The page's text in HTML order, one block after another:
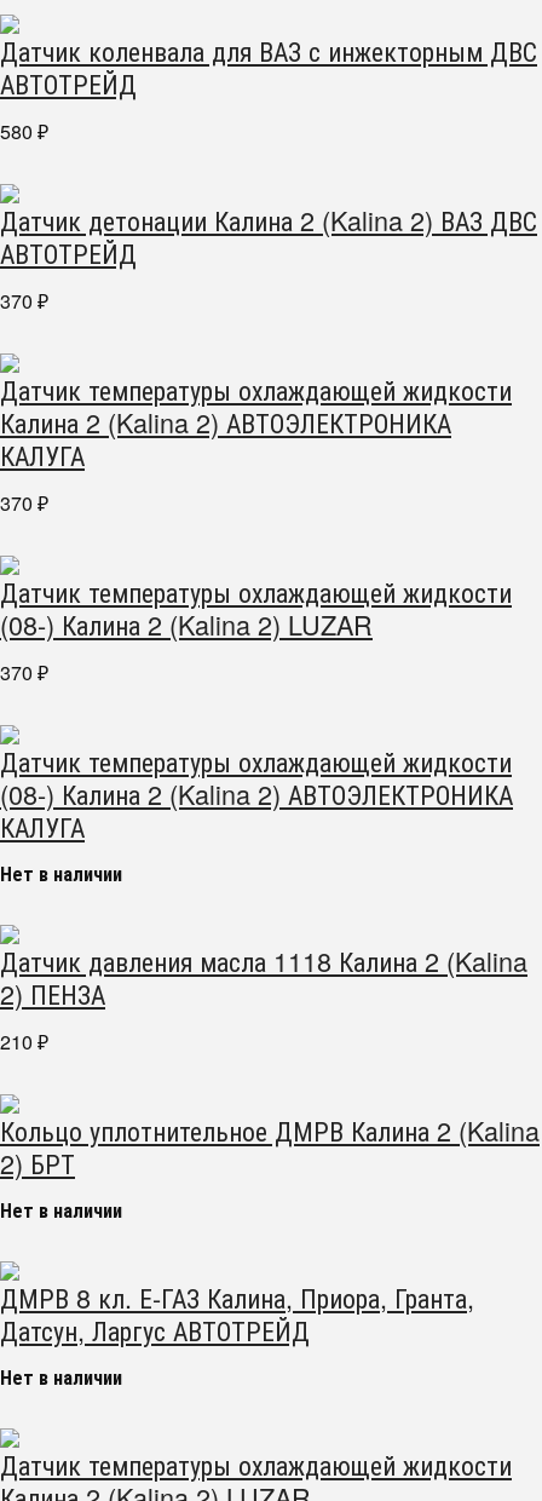
Датчик коленвала для ВАЗ с инжекторным ДВС
АВТОТРЕЙД
580 ₽
Датчик детонации Калина 2 (Kalina 2) ВАЗ ДВС
АВТОТРЕЙД
370 ₽
Датчик температуры охлаждающей жидкости
Калина 2 (Kalina 2) АВТОЭЛЕКТРОНИКА
КАЛУГА
370 ₽
Датчик температуры охлаждающей жидкости
(08-) Калина 2 (Kalina 2) LUZAR
370 ₽
Датчик температуры охлаждающей жидкости
(08-) Калина 2 (Kalina 2) АВТОЭЛЕКТРОНИКА
КАЛУГА
Нет в наличии
Датчик давления масла 1118 Калина 2 (Kalina
2) ПЕНЗА
210 ₽
Кольцо уплотнительное ДМРВ Калина 2 (Kalina
2) БРТ
Нет в наличии
ДМРВ 8 кл. Е-ГАЗ Калина, Приора, Гранта,
Датсун, Ларгус АВТОТРЕЙД
Нет в наличии
Датчик температуры охлаждающей жидкости